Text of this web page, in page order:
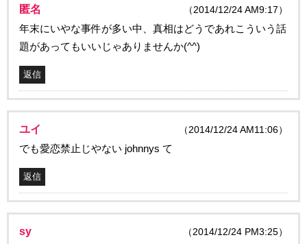
匿名 （2014/12/24 AM9:17）
年末にいやな事件が多い中、真相はどうであれこういう話
題があってもいいじゃありませんか(^^)
返信
ユイ （2014/12/24 AM11:06）
でも愛恋禁止じやない johnnys て
返信
sy （2014/12/24 PM3:25）